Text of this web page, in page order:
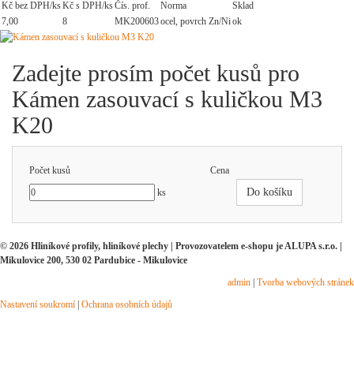
Kč bez DPH/ksKč s DPH/ksČís. prof. Norma
Sklad
7,00
8 MK200603ocel, povrch Zn/Niok
Zadejte prosím počet kusů pro
Kámen zasouvací s kuličkou M3
K20
Počet kusů
Cena
ks
Do košíku
© 2026 Hliníkové profily, hliníkové plechy | Provozovatelem e-shopu je ALUPA s.r.o. |
Mikulovice 200, 530 02 Pardubice - Mikulovice
admin Tvorba webových stránek
Nastavení soukromí Ochrana osobních údajů